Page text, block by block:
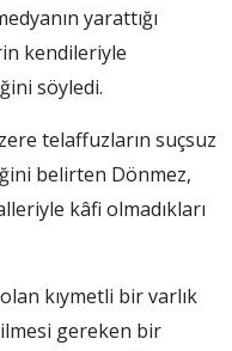
yarattığı
kendileriyle
söyledi.
telaffuzların suçsuz
belirten Dönmez,
kâfi olmadıkları
kıymetli bir varlık
gereken bir